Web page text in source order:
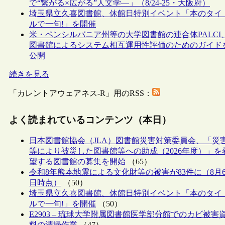
で“繋がる×広がる”人文学―」（8/24-25・大阪府）
埼玉県立久喜図書館、休館日特別イベント「本のタイ
ルで一句!」を開催
米・ペンシルバニア州等の大学図書館の連合体PALCI、
図書館によるシステム相互運用性評価のためのガイド
公開
続きを見る
「カレントアウェアネス-R」用のRSS：
よく読まれているコンテンツ（本日）
日本図書館協会（JLA）図書館災害対策委員会、「災
等により被災した図書館等への助成（2026年度）」を
望する図書館の募集を開始 （65）
令和8年熊本地震による文化財等の被害が83件に（8月
日時点）
（50）
埼玉県立久喜図書館、休館日特別イベント「本のタイ
ルで一句!」を開催 （50）
E2903 – 琉球大学附属図書館医学部分館でのカビ被害